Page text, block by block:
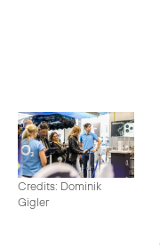
Credits: Dominik
Gigler